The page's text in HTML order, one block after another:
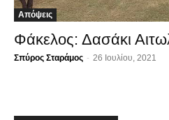
Απόψεις
Φάκελος: Δασάκι
Σπύρος Σταράμος - 26 Ιουλίου, 2021